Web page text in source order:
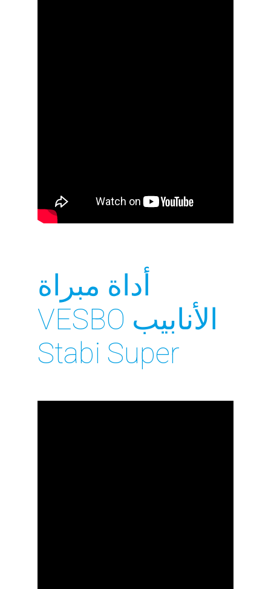
أداة مبراة
الأنابيب VESBO
Stabi Super